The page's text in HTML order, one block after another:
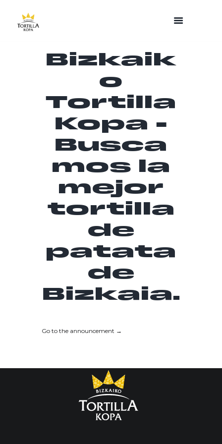
Bizkaik
o
Tortilla
Kopa -
Busca
mos la
mejor
tortilla
de
patata
de
Bizkaia.
Go to the announcement →